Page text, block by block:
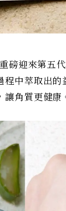
磅迎來第五
程中萃取出
角質更健康